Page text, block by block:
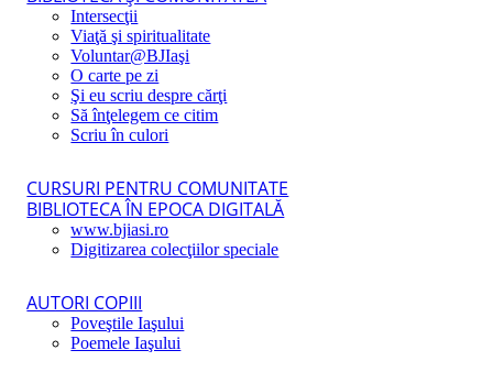
Intersecţii
Viaţă şi spiritualitate
Voluntar@BJIaşi
O carte pe zi
Şi eu scriu despre cărţi
Să înţelegem ce citim
Scriu în culori
CURSURI PENTRU COMUNITATE
BIBLIOTECA ÎN EPOCA DIGITALĂ
www.bjiasi.ro
Digitizarea colecţiilor speciale
AUTORI COPIII
Poveştile Iaşului
Poemele Iaşului